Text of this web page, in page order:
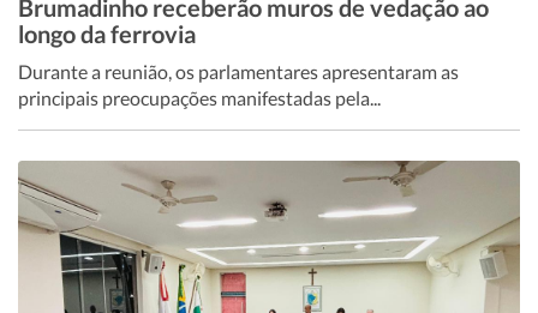
Brumadinho receberão muros de vedação ao
longo da ferrovia
Durante a reunião, os parlamentares apresentaram as
principais preocupações manifestadas pela...